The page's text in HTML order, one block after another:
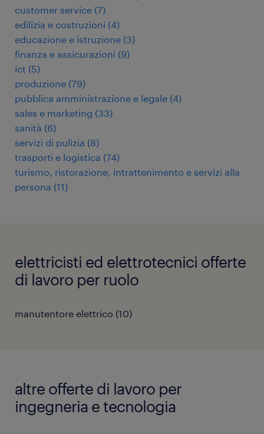
customer service (7)
edilizia e costruzioni (4)
educazione e istruzione (3)
finanza e assicurazioni (9)
ict (5)
produzione (79)
pubblica amministrazione e legale (4)
sales e marketing (33)
sanità (6)
servizi di pulizia (8)
trasporti e logistica (74)
turismo, ristorazione, intrattenimento e servizi alla
persona (11)
elettricisti ed elettrotecnici offerte
di lavoro per ruolo
manutentore elettrico (10)
altre offerte di lavoro per
ingegneria e tecnologia